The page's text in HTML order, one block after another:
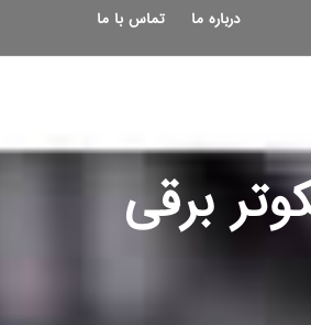
درباره ما تماس با ما
برقی